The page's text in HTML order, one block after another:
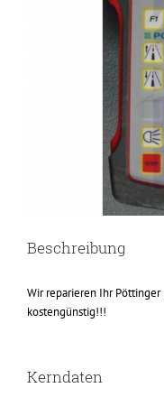
Beschreibung
Wir reparieren Ihr
kostengünstig!!!
Kerndaten